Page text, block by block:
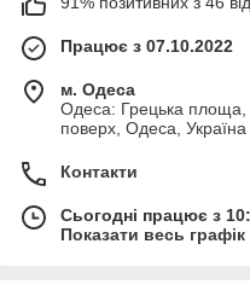
Працює з 07.10.2022
м. Одеса
Одеса: Грецька
поверх, Одеса, Україна
Контакти
Сьогодні працює з
Показати весь